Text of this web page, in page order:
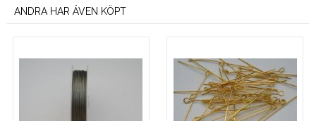
ANDRA HAR ÄVEN KÖPT